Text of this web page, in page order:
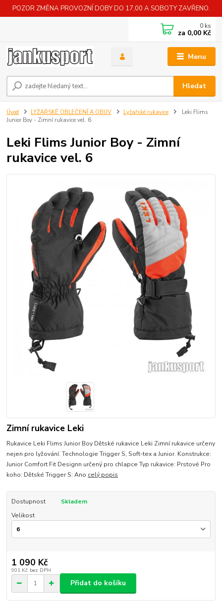
POZOR ZMĚNA PROVOZNÍ DOBY DO 17,00 A SOBOTY ZAVŘENO.
Menu
Hledat
0 ks
za 0,00 Kč
Úvod LYŽAŘSKÉ OBLEČENÍ A OBUV Lyžařské rukavice
Leki Flims
Junior Boy - Zimní rukavice vel. 6
Leki Flims Junior Boy - Zimní
rukavice vel. 6
Zimní rukavice Leki
Rukavice Leki Flims Junior Boy Dětské rukavice Leki Zimní rukavice určeny
nejen pro lyžování. Technologie Trigger S, Soft-tex a Junior. Konstrukce:
Junior Comfort Fit Designn určený pro chlapce Typ rukavice: Prstové Pro
koho: Dětské Trigger S: Ano celý popis
Dostupnost
Skladem
Velikost
1 090 Kč
901 Kč bez DPH
Přidat do košíku